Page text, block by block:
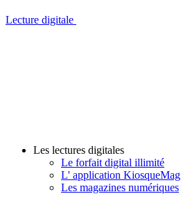
Lecture digitale
Les lectures digitales
Le forfait digital illimité
L' application KiosqueMag
Les magazines numériques